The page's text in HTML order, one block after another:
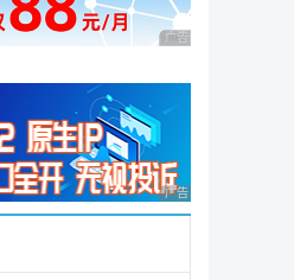
广告 商业广告，理性
广告 商业广告，理性